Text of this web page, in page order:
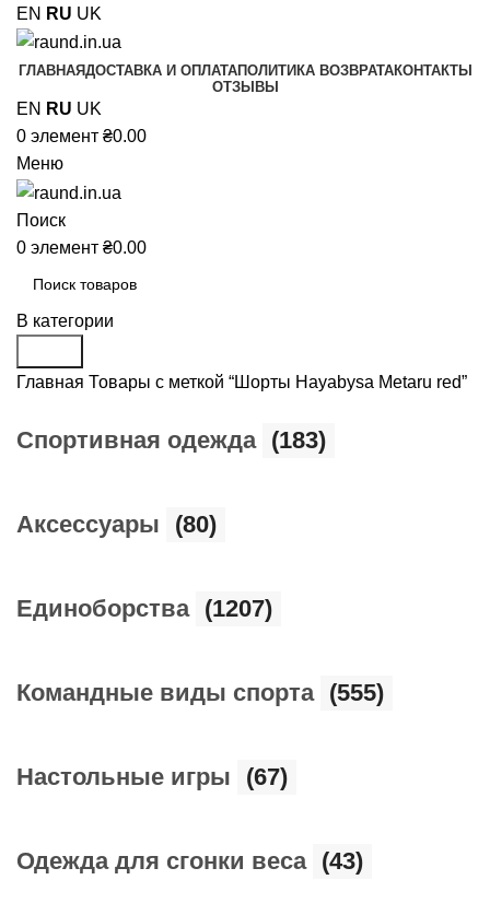
EN RU UK
ГЛАВНАЯДОСТАВКА И ОПЛАТАПОЛИТИКА ВОЗВРАТАКОНТАКТЫ
ОТЗЫВЫ
EN RU UK
0 элемент ₴0.00
Меню
Поиск
0 элемент ₴0.00
В категории
Главная Товары с меткой “Шорты Hayabysa Metaru red”
Cпортивная одежда (183)
Аксессуары (80)
Единоборства (1207)
Командные виды спорта (555)
Настольные игры (67)
Одежда для сгонки веса (43)